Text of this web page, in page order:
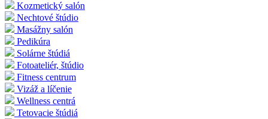
Kozmetický salón
Nechtové štúdio
Masážny salón
Pedikúra
Solárne štúdiá
Fotoateliér, štúdio
Fitness centrum
Vizáž a líčenie
Wellness centrá
Tetovacie štúdiá